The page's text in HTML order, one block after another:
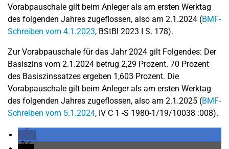
Vorabpauschale gilt beim Anleger als am ersten Werktag
des folgenden Jahres zugeflossen, also am 2.1.2024 (BMF-
Schreiben vom 4.1.2023, BStBl 2023 I S. 178).
Zur Vorabpauschale für das Jahr 2024 gilt Folgendes: Der
Basiszins vom 2.1.2024 betrug 2,29 Prozent. 70 Prozent
des Basiszinssatzes ergeben 1,603 Prozent. Die
Vorabpauschale gilt beim Anleger als am ersten Werktag
des folgenden Jahres zugeflossen, also am 2.1.2025 (BMF-
Schreiben vom 5.1.2024, IV C 1 -S 1980-1/19/10038 :008).